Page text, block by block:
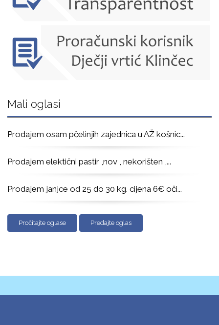
Mali oglasi
Prodajem osam pčelinjih zajednica u AŽ košnic...
Prodajem elektični pastir ,nov , nekorišten , ...
Prodajem janjce od 25 do 30 kg. cijena 6€ oči...
Pročitajte oglase Predajte oglas